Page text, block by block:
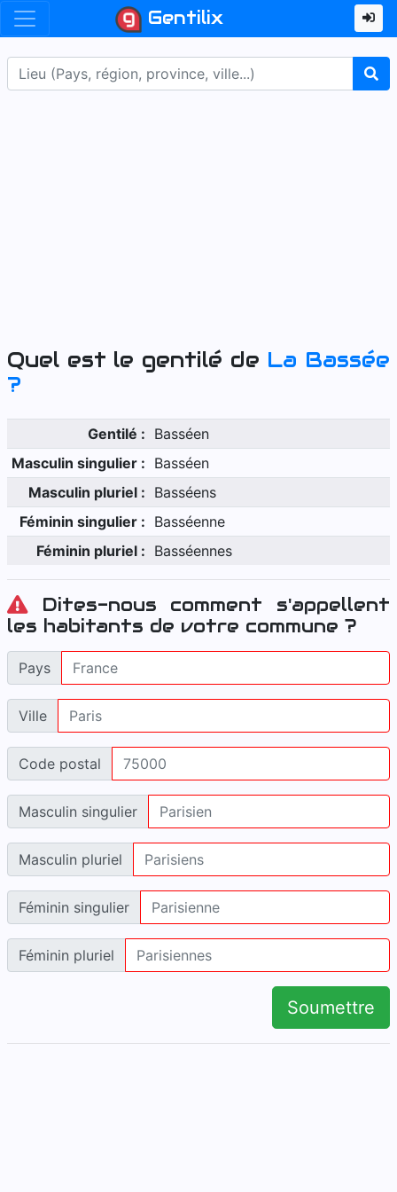
Gentilix
Quel est le gentilé de La Bassée
?
Gentilé : Basséen
Masculin singulier : Basséen
Masculin pluriel : Basséens
Féminin singulier : Basséenne
Féminin pluriel : Basséennes
Dites-nous comment s'appellent
les habitants de votre commune ?
Pays
Ville
Code postal
Masculin singulier
Masculin pluriel
Féminin singulier
Féminin pluriel
Soumettre